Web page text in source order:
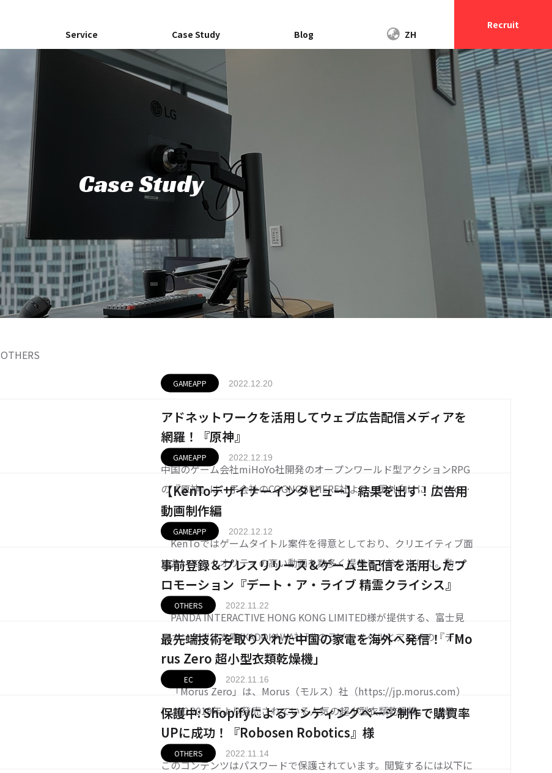
Service Case Study Blog ZH
Recruit
Advertising
広告（国内向け集客）事業
結果を出す！広告用動画制作編
GAMEAPP
事前登録＆プレスリリース＆ゲーム
生配信を活用したプロモーション
『デート・ア・ライブ 精霊クライシ
ス』
最先端技術を取り入れた中国の家電
を海外へ発信！「Morus Zero 超小型
Information
会社概要
Access
アクセス
Case Study
OTHERS
GAMEAPP 2022.12.20
アドネットワークを活用してウェブ広告配信メディアを
網羅！『原神』
中国のゲーム会社miHoYo社開発のオープンワールド型アクションRPG
の『原神』は、子会社のCOGNOSPHERE社より、国外向けに「HoYove
rse」のブランドにて好評配信中。日本のゲームアプリランキングの上
位をキープし続ける「原神」の人気は留まることを知らず、今やゲーム
好きならば誰し
GAMEAPP 2022.12.19
【KenToデザイナーインタビュー】結果を出す！広告用
動画制作編
KenToではゲームタイトル案件を得意としており、クリエイティブ面
においてもクオリティの高い動画を数多く提供して参りました。動画
やバナー制作のクオリティの高さからゲーム案件の依頼が急増し、こ
れまでに合計10000本以上ものクリエイティブを制作してきたKenToの
デザインチーム。今回は動画制作の秘
GAMEAPP 2022.12.12
事前登録＆プレスリリース＆ゲーム生配信を活用したプ
ロモーション『デート・ア・ライブ 精霊クライシス』
PANDA INTERACTIVE HONG KONG LIMITED様が提供する、富士見
ファンタジア文庫(KADOKAWA社刊)のライトノベルとアニメの『デー
ト・ア・ライブ』シリーズを原作とした、横スクロール系アクションR
PGアプリゲームの「デート・ア・ライブ 精霊クライシス」。 本タ
OTHERS 2022.11.22
最先端技術を取り入れた中国の家電を海外へ発信！「Mo
rus Zero 超小型衣類乾燥機」
「Morus Zero」は、Morus（モルス）社（https://jp.morus.com）
により2019年より発売されている人気の超小型衣類乾燥機。 “最短1
5分で乾燥、設置工事不要”というキャッチコピーを掲げ、その利便性
やスマートな外観に注目が集まり、日本をはじめとして海外でも人
EC 2022.11.16
保護中: Shopifyによるランディングページ制作で購買率
UPに成功！『Robosen Robotics』様
このコンテンツはパスワードで保護されています。閲覧するには以下に
OTHERS 2022.11.14